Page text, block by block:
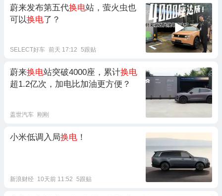
蔚来发布第五代换电站，萤火虫也
可以换电了？
SELECT好车 前天 17:12 5跟贴
蔚来换电站突破4000座，累计换电
超1.2亿次，加电比加油更方便？
盖世汽车 刚刚
小米低调入局换电 ！
新浪财经 10天前 11:52 5跟贴